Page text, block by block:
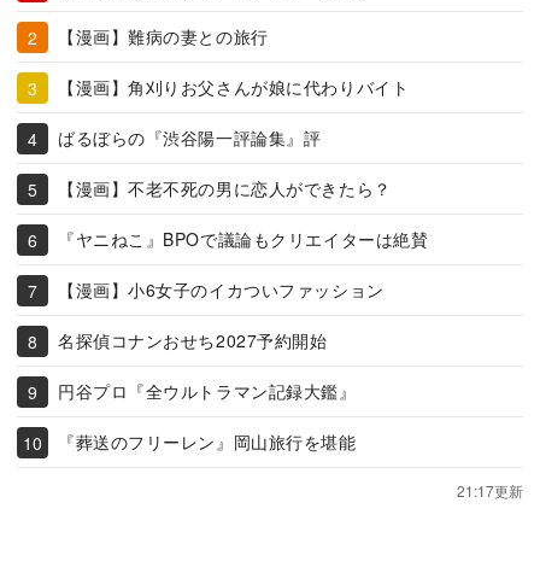
【漫画】難病の妻との旅行
【漫画】角刈りお父さんが娘に代わりバイト
ばるぼらの『渋谷陽一評論集』評
【漫画】不老不死の男に恋人ができたら？
『ヤニねこ』BPOで議論もクリエイターは絶賛
【漫画】小6女子のイカついファッション
名探偵コナンおせち2027予約開始
円谷プロ『全ウルトラマン記録大鑑』
『葬送のフリーレン』岡山旅行を堪能
21:17更新